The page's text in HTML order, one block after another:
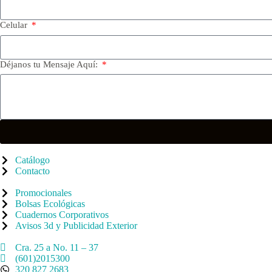
Celular
Déjanos tu Mensaje Aquí:
Catálogo
Contacto
Promocionales
Bolsas Ecológicas
Cuadernos Corporativos
Avisos 3d y Publicidad Exterior
Cra. 25 a No. 11 – 37
(601)2015300
320 827 2683